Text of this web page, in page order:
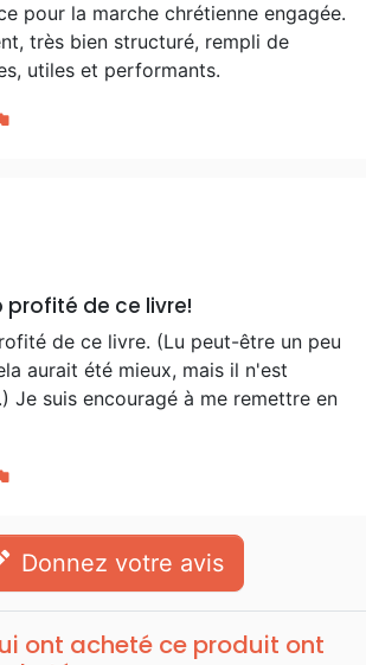
pour la marche chrétienne engagée.
très bien structuré, rempli de
utiles et performants.
de ce livre!
de ce livre. (Lu peut-être un peu
aurait été mieux, mais il n'est
Je suis encouragé à me remettre en
Donnez votre avis
ont acheté ce produit ont